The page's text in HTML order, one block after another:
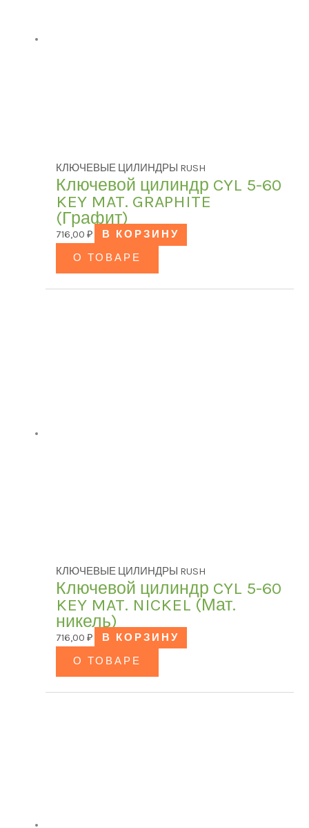
КЛЮЧЕВЫЕ ЦИЛИНДРЫ RUSH
Ключевой цилиндр CYL 5-60
KEY MAT. GRAPHITE
(Графит)
716,00 ₽
В КОРЗИНУ
О ТОВАРЕ
КЛЮЧЕВЫЕ ЦИЛИНДРЫ RUSH
Ключевой цилиндр CYL 5-60
KEY MAT. NICKEL (Мат.
никель)
716,00 ₽
В КОРЗИНУ
О ТОВАРЕ